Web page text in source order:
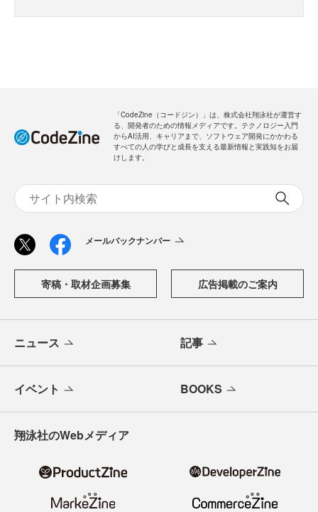
「CodeZine（コードジン）」は、株式会社翔泳社が運営す
る、開発者のための情報メディアです。テクノロジー入門
からAI活用、キャリアまで、ソフトウェア開発にかかわる
すべての人の学びと成長を支える最新情報と実践知をお届
けします。
メールバックナンバー
寄稿・取材企画募集 広告掲載のご案内
ニュース 記事
イベント BOOKS
翔泳社のWebメディア